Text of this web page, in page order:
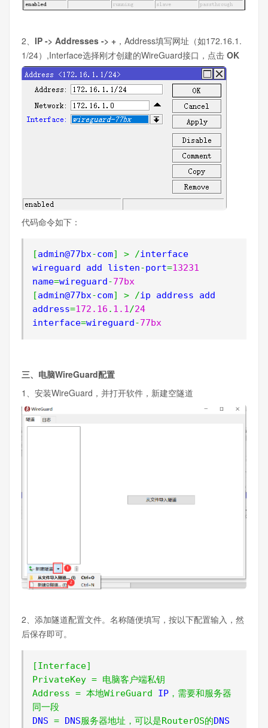
2、 IP -> Addresses -> + ，Address填写网址（如172.16.1.
1/24）,Interface选择刚才创建的WireGuard接口，点击 OK
代码命令如下：
[admin@77bx-com] > /interface
wireguard add listen-port=13231
name=wireguard-77bx
[admin@77bx-com] > /ip address add
address=172.16 . 1.1/24
interface=wireguard-77bx
三、电脑WireGuard配置
1、安装WireGuard，并打开软件，新建空隧道
2、添加隧道配置文件。名称随便填写，按以下配置输入，然
后保存即可。
[Interface]
PrivateKey = 电脑客户端私钥
Address = 本地WireGuard IP ，需要和服务器
同一段
DNS = DNS服务器地址，可以是RouterOS的DNS